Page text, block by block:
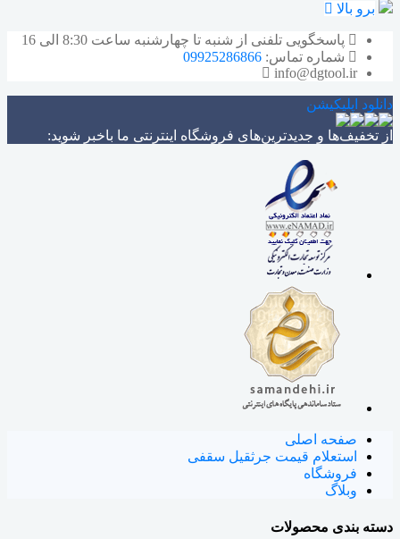
برو بالا
پاسخگویی تلفنی از شنبه تا چهارشنبه ساعت 8:30 الی 16
شماره تماس: 09925286866
info@dgtool.ir
دانلود اپلیکیشن
از تخفیف‌ها و جدیدترین‌های فروشگاه اینترنتی ما باخبر شوید:
صفحه اصلی
استعلام قیمت جرثقیل سقفی
فروشگاه
وبلاگ
دسته بندی محصولات